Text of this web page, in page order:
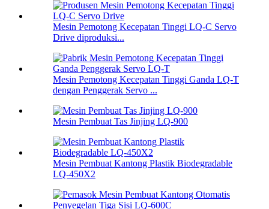
Mesin Pemotong Kecepatan Tinggi LQ-C Servo
Drive diproduksi...
Mesin Pemotong Kecepatan Tinggi Ganda LQ-T
dengan Penggerak Servo ...
Mesin Pembuat Tas Jinjing LQ-900
Mesin Pembuat Kantong Plastik Biodegradable
LQ-450X2